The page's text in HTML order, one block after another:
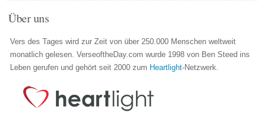
Über uns
Vers des Tages wird zur Zeit von über 250.000 Menschen weltweit
monatlich gelesen. VerseoftheDay.com wurde 1998 von Ben Steed ins
Leben gerufen und gehört seit 2000 zum Heartlight-Netzwerk.